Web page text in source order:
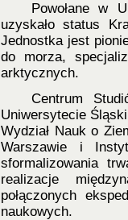
Powołane w
uzyskało status
Jednostka jest
do morza,
arktycznych.
Centrum
Uniwersytecie
Wydział Nauk o
Warszawie i
sformalizowania
realizacje
połączonych
naukowych.